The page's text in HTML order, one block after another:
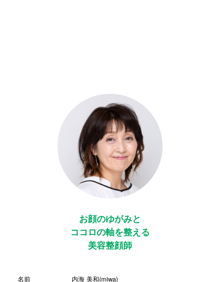
お顔のゆがみと
ココロの軸を整える
美容整顔師
名前 内海 美和(miwa)